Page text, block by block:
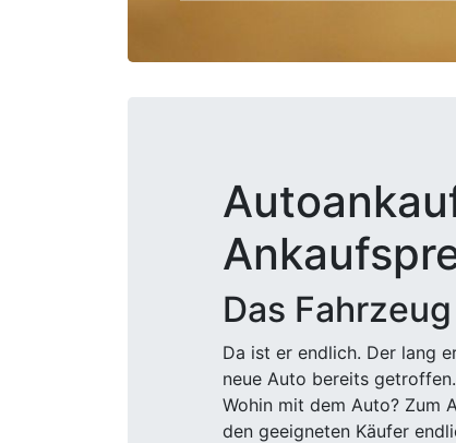
Das
Da ist er endlich. Der lang
neue Auto bereits
Wohin mit dem Auto? Zum
den geeigneten Käufer